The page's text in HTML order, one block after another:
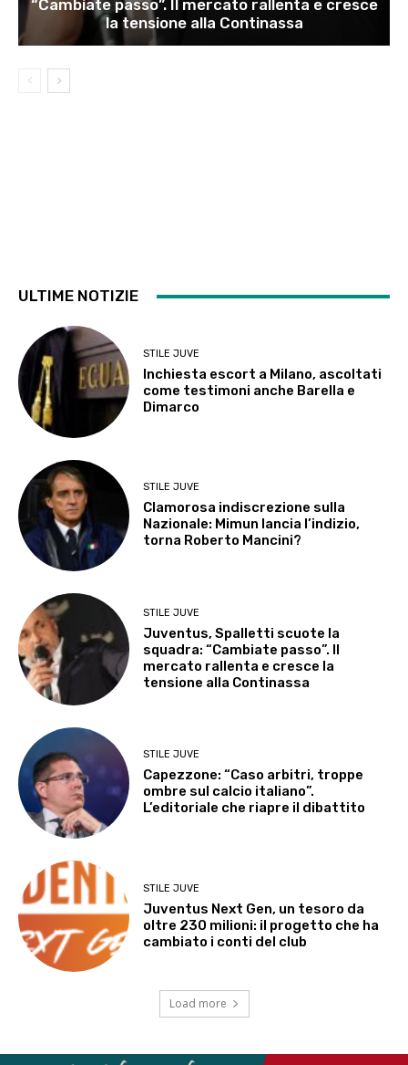
“Cambiate passo”. Il mercato rallenta e cresce
la tensione alla Continassa
ULTIME NOTIZIE
STILE JUVE
Inchiesta escort a Milano, ascoltati
come testimoni anche Barella e
Dimarco
STILE JUVE
Clamorosa indiscrezione sulla
Nazionale: Mimun lancia l’indizio,
torna Roberto Mancini?
STILE JUVE
Juventus, Spalletti scuote la
squadra: “Cambiate passo”. Il
mercato rallenta e cresce la
tensione alla Continassa
STILE JUVE
Capezzone: “Caso arbitri, troppe
ombre sul calcio italiano”.
L’editoriale che riapre il dibattito
STILE JUVE
Juventus Next Gen, un tesoro da
oltre 230 milioni: il progetto che ha
cambiato i conti del club
Load more